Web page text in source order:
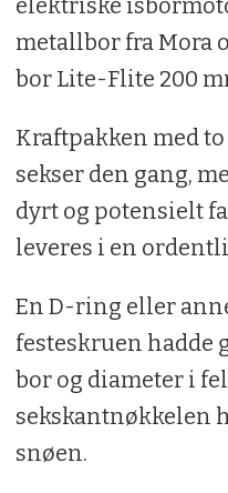
elektriske
metallbor fra Mora
bor Lite-Flite 200
Kraftpakken med
sekser den gang,
dyrt og potensielt
leveres i en
En D-ring eller
festeskruen hadde
bor og diameter i
sekskantnøkkelen
snøen.